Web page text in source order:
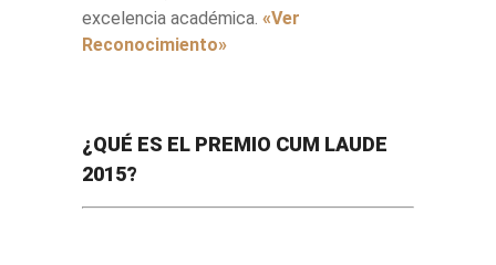
excelencia académica. «Ver
Reconocimiento»
¿QUÉ ES EL PREMIO CUM LAUDE
2015?